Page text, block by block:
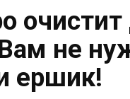
не
ершик!